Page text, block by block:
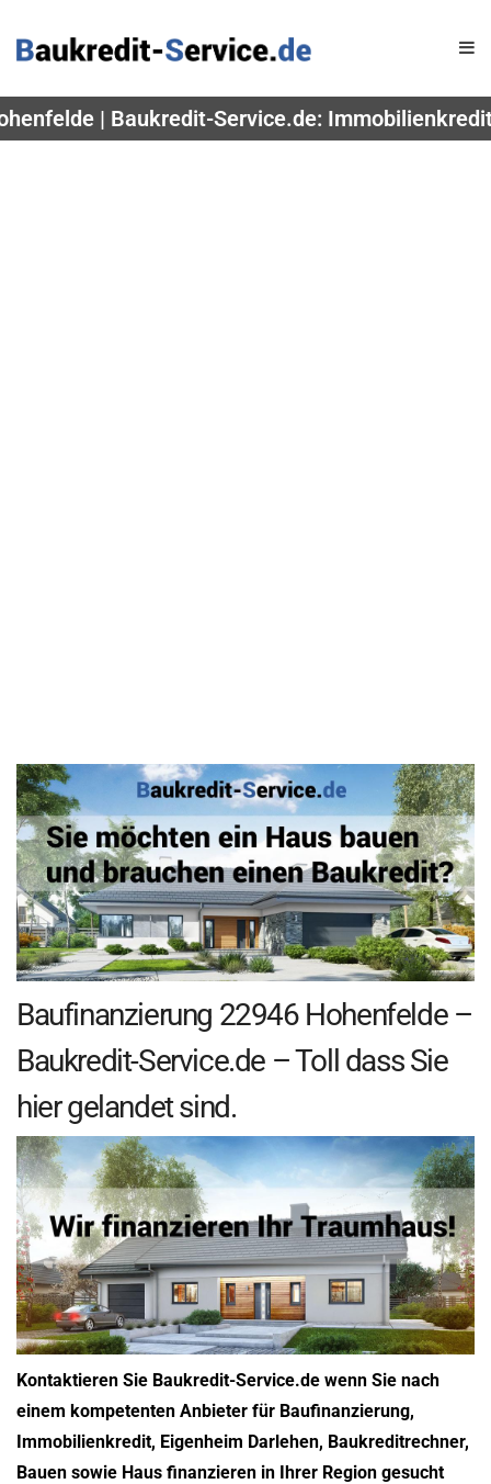
| Baukredit-Service.de:
Baufinanzierung 22946 Hohenfelde –
Baukredit-Service.de – Toll dass Sie
hier gelandet sind.
Kontaktieren Sie Baukredit-Service.de wenn Sie nach
einem kompetenten Anbieter für Baufinanzierung,
Immobilienkredit, Eigenheim Darlehen, Baukreditrechner,
Bauen sowie Haus finanzieren in Ihrer Region gesucht